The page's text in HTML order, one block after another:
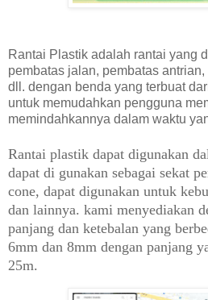
Rantai Plastik adalah rantai yang
pembatas jalan, pembatas
dll. dengan benda yang terbuat
untuk memudahkan pengguna
memindahkannya dalam waktu
Rantai plastik dapat digunakan
dapat di gunakan sebagai sekat
cone, dapat digunakan untuk
dan lainnya. kami menyediakan
panjang dan ketebalan yang
6mm dan 8mm dengan panjang
25m.